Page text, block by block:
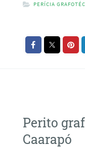
PERÍCIA
Perito
Caarapó